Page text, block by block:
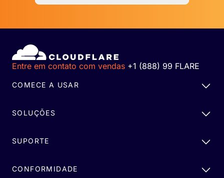
Entre em contato com vendas +1 (888) 99 FLARE
COMECE A USAR
SOLUÇÕES
SUPORTE
CONFORMIDADE